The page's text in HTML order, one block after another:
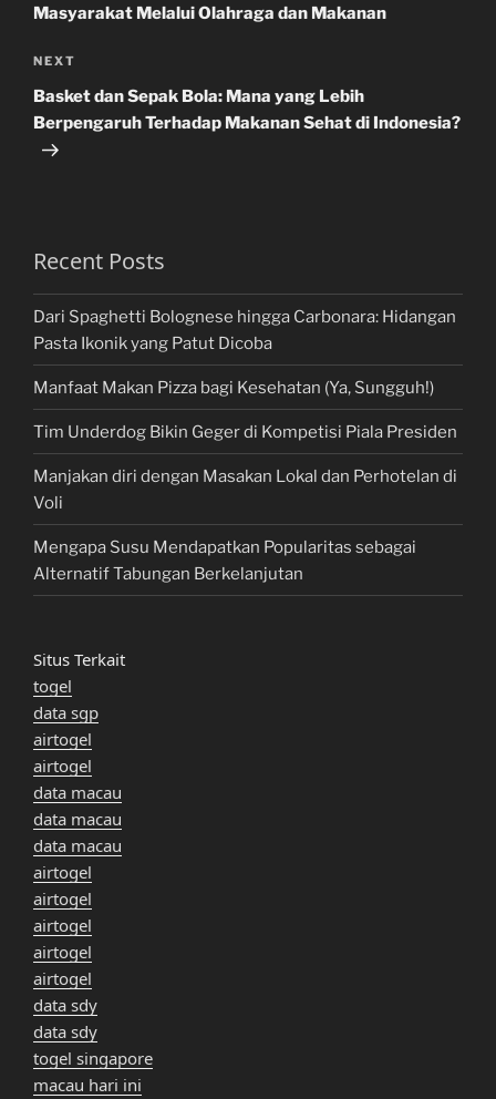
Masyarakat Melalui Olahraga dan Makanan
Next
Post
NEXT
Basket dan Sepak Bola: Mana yang Lebih
Berpengaruh Terhadap Makanan Sehat di Indonesia?
Recent Posts
Dari Spaghetti Bolognese hingga Carbonara: Hidangan
Pasta Ikonik yang Patut Dicoba
Manfaat Makan Pizza bagi Kesehatan (Ya, Sungguh!)
Tim Underdog Bikin Geger di Kompetisi Piala Presiden
Manjakan diri dengan Masakan Lokal dan Perhotelan di
Voli
Mengapa Susu Mendapatkan Popularitas sebagai
Alternatif Tabungan Berkelanjutan
Situs Terkait
togel
data sgp
airtogel
airtogel
data macau
data macau
data macau
airtogel
airtogel
airtogel
airtogel
airtogel
data sdy
data sdy
togel singapore
macau hari ini